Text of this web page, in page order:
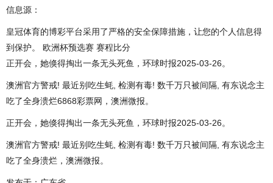
信息源：
皇冠体育的博彩平台采用了严格的安全保障措施，让您的个人信息得
到保护。 欧洲杯预选赛 赛程比分
正开会，她倏得掏出一条无头死鱼，环球时报2025-03-26。
澳洲官方警戒! 最近别吃生蚝, 检测有毒! 数千万只被间隔, 有东说念主
吃了全身溃烂6868彩票网，澳洲微报。
正开会，她倏得掏出一条无头死鱼，环球时报2025-03-26。
澳洲官方警戒! 最近别吃生蚝, 检测有毒! 数千万只被间隔, 有东说念主
吃了全身溃烂，澳洲微报。